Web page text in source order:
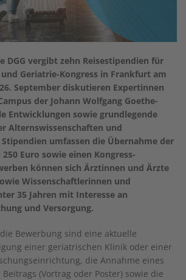
DGG vergibt zehn Reisestipendien für
Geriatrie-Kongress in Frankfurt am
September diskutieren Expertinnen
der Johann Wolfgang Goethe-
Entwicklungen sowie grundlegende
Alternswissenschaften und
umfassen die Übernahme der
Euro sowie einen Kongress-
können sich Ärztinnen und Ärzte
Wissenschaftlerinnen und
35 Jahren mit Interesse an
und Versorgung.
Bewerbung sind eine aktuelle
einer geriatrischen Klinik oder einer
die Annahme eines
(Vortrag oder Poster) sowie die